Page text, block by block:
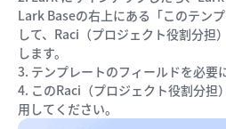
Lark Baseの右上にある「このテン
して、Raci（プロジェクト役割分担
します。
3. テンプレートのフィールドを必要
4. このRaci（プロジェクト役割分担
用してください。